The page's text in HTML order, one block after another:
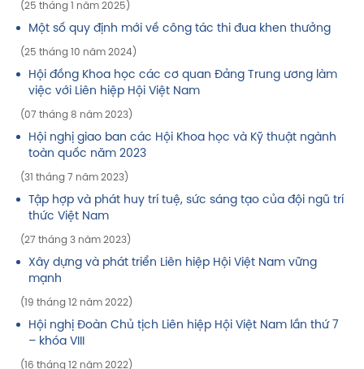
(25 tháng 1 năm 2025)
Một số quy định mới về công tác thi đua khen thưởng
(25 tháng 10 năm 2024)
Hội đồng Khoa học các cơ quan Đảng Trung ương làm
việc với Liên hiệp Hội Việt Nam
(07 tháng 8 năm 2023)
Hội nghị giao ban các Hội Khoa học và Kỹ thuật ngành
toàn quốc năm 2023
(31 tháng 7 năm 2023)
Tập hợp và phát huy trí tuệ, sức sáng tạo của đội ngũ trí
thức Việt Nam
(27 tháng 3 năm 2023)
Xây dựng và phát triển Liên hiệp Hội Việt Nam vững
mạnh
(19 tháng 12 năm 2022)
Hội nghị Đoàn Chủ tịch Liên hiệp Hội Việt Nam lần thứ 7
– khóa VIII
(16 tháng 12 năm 2022)